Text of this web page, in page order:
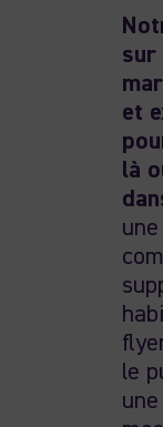
sur
et
là
le